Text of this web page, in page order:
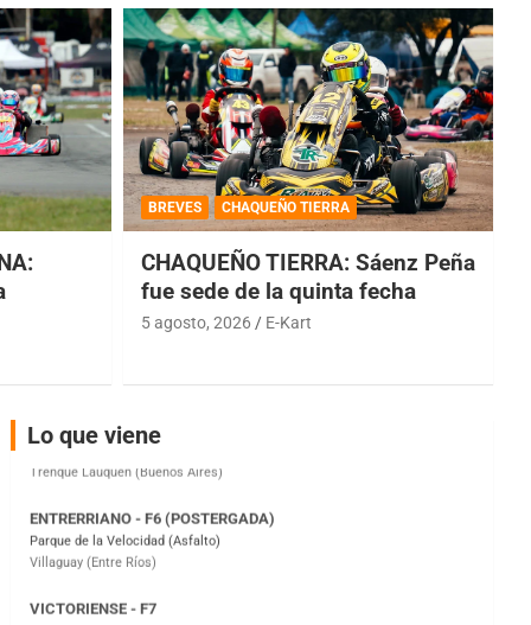
BREVES CHAQUEÑO TIERRA
CHAQUEÑO TIERRA: Sáenz Peña
fue sede de la quinta fecha
5 agosto, 2026 E-Kart
Lo que viene
COBERTURA ESPECIAL DE E-KART.COM.AR
08/09-AGO
IAME SERIES ARGENTINA 6
Ramiro Tot (Asfalto)
Parque de la Velocidad (Asfalto)
El Cerro (Tierra)
Victoria (Entre Ríos)
Moto Club Reginense (Tierra)